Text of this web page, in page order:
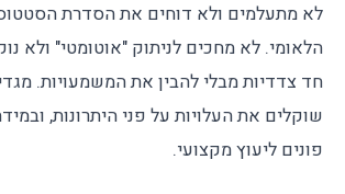
לא מתעלמים ולא דוחים את הסדרת
הלאומי. לא מחכים לניתוק "אוטומטי" ולא
חד צדדיות מבלי להבין את המשמעויות.
שוקלים את העלויות על פני היתרונות,
פונים ליעוץ מקצועי.